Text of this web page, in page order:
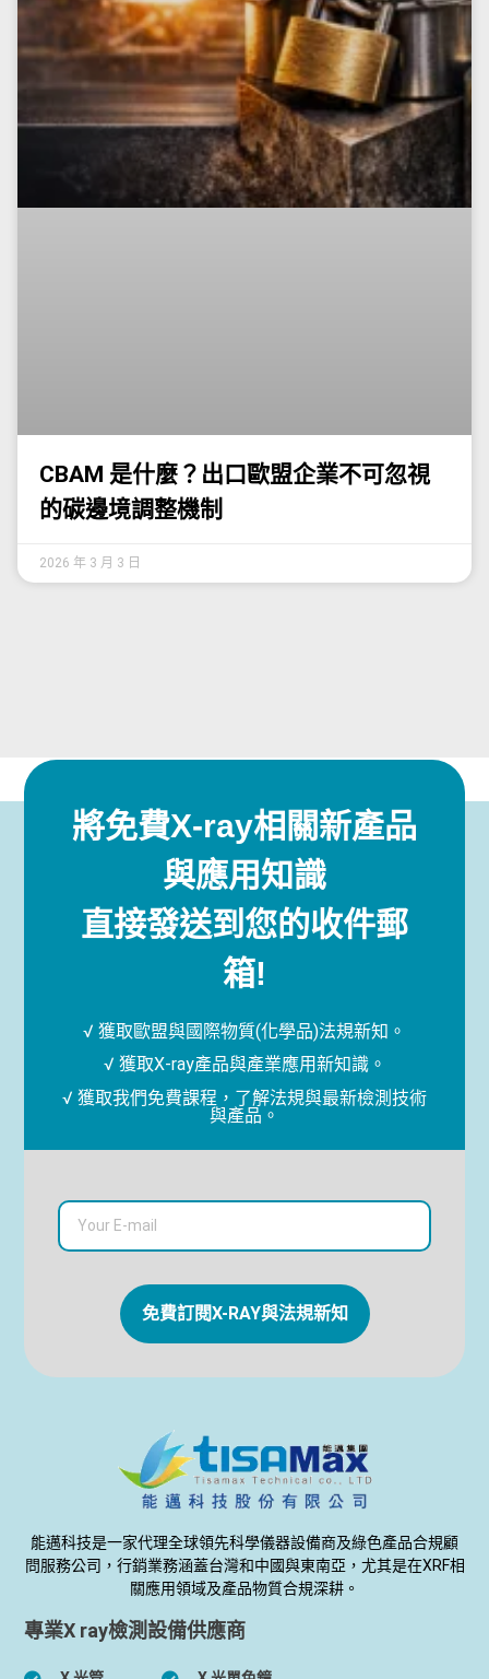
CBAM 是什麼？出口歐盟企業不可忽視
的碳邊境調整機制
2026 年 3 月 3 日
將免費X-ray相關新產品
與應用知識
直接發送到您的收件郵
箱!
√ 獲取歐盟與國際物質(化學品)法規新知。
√ 獲取X-ray產品與產業應用新知識。
√ 獲取我們免費課程，了解法規與最新檢測技術
與產品。
免費訂閱X-RAY與法規新知
能邁科技是一家代理全球領先科學儀器設備商及綠色產品合規顧
問服務公司，行銷業務涵蓋台灣和中國與東南亞，尤其是在XRF相
關應用領域及產品物質合規深耕。
專業X ray檢測設備供應商